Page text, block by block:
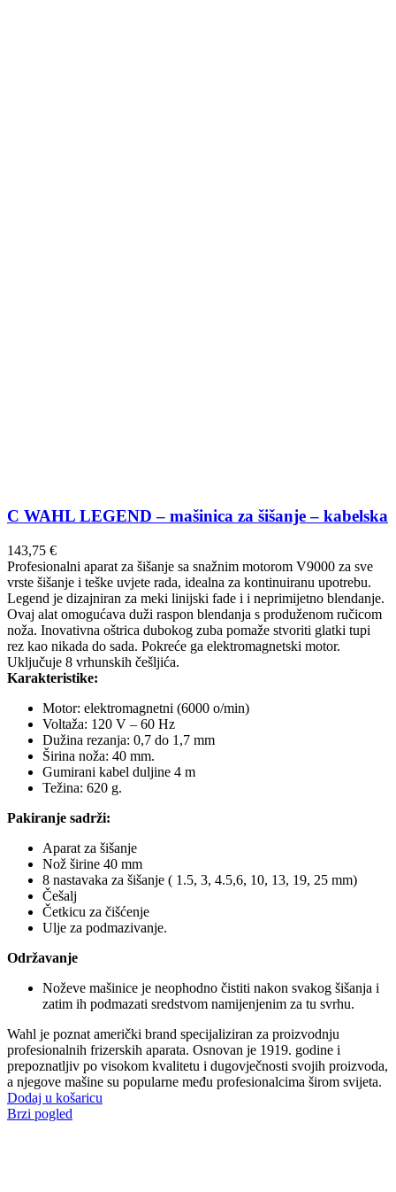
C WAHL LEGEND – mašinica za šišanje – kabelska
143,75 €
Profesionalni aparat za šišanje sa snažnim motorom V9000 za sve
vrste šišanje i teške uvjete rada, idealna za kontinuiranu upotrebu.
Legend je dizajniran za meki linijski fade i i neprimijetno blendanje.
Ovaj alat omogućava duži raspon blendanja s produženom ručicom
noža. Inovativna oštrica dubokog zuba pomaže stvoriti glatki tupi
rez kao nikada do sada. Pokreće ga elektromagnetski motor.
Uključuje 8 vrhunskih češljića.
Karakteristike:
Motor: elektromagnetni (6000 o/min)
Voltaža: 120 V – 60 Hz
Dužina rezanja: 0,7 do 1,7 mm
Širina noža: 40 mm.
Gumirani kabel duljine 4 m
Težina: 620 g.
Pakiranje sadrži:
Aparat za šišanje
Nož širine 40 mm
8 nastavaka za šišanje ( 1.5, 3, 4.5,6, 10, 13, 19, 25 mm)
Češalj
Četkicu za čišćenje
Ulje za podmazivanje.
Održavanje
Noževe mašinice je neophodno čistiti nakon svakog šišanja i
zatim ih podmazati sredstvom namijenjenim za tu svrhu.
Wahl je poznat američki brand specijaliziran za proizvodnju
profesionalnih frizerskih aparata. Osnovan je 1919. godine i
prepoznatljiv po visokom kvalitetu i dugovječnosti svojih proizvoda,
a njegove mašine su popularne među profesionalcima širom svijeta.
Dodaj u košaricu
Brzi pogled